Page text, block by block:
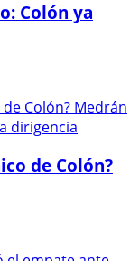
Colón ya
de Colón?